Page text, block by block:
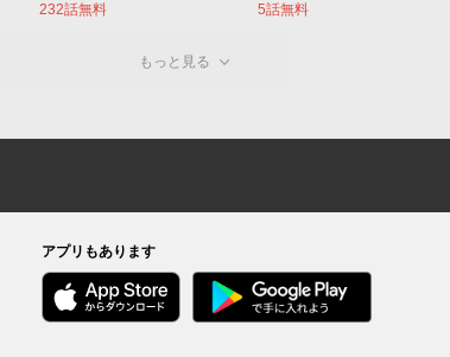
232話無料
5話無料
もっと見る
アプリもあります